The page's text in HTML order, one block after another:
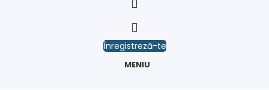
Înregistreză-te
MENIU